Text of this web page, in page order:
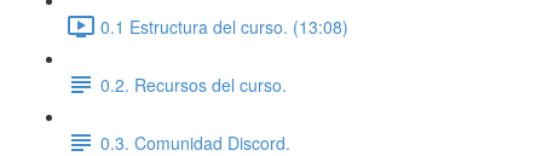
0.1 Estructura del curso. (13:08)
0.2. Recursos del curso.
0.3. Comunidad Discord.